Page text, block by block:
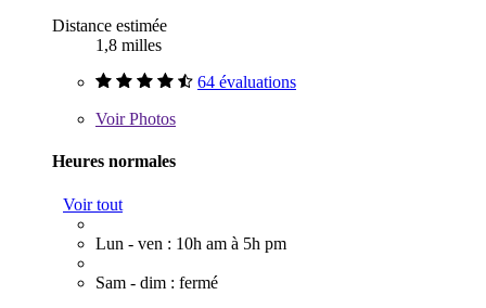
Distance estimée
1,8 milles
64 évaluations
VoirPhotos
Heures normales
Voir tout
Lun - ven : 10h am à 5h pm
Sam - dim : fermé